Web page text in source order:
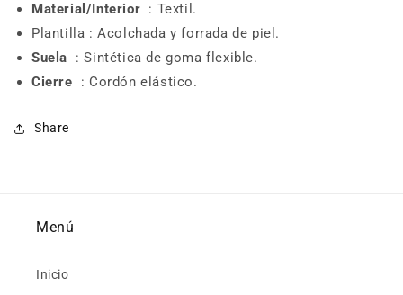
Material/Interior : Textil.
Plantilla : Acolchada y forrada de piel.
Suela : Sintética de goma flexible.
Cierre : Cordón elástico.
Share
Menú
Inicio